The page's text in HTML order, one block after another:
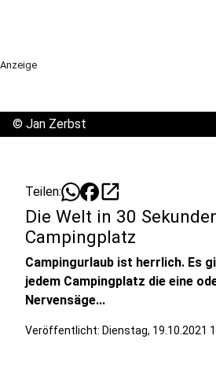
Anzeige
© Jan Zerbst
Teilen: open_in_new
Die Welt in 30
Campingplatz
Campingurlaub ist herrlich. Es
jedem Campingplatz die eine
Nervensäge...
Veröffentlicht: Dienstag, 19.10.2021